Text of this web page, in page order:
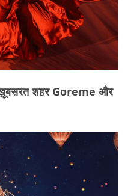
शहर Goreme और